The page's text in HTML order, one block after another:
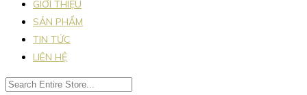
GIỚI THIỆU
SẢN PHẨM
TIN TỨC
LIÊN HỆ